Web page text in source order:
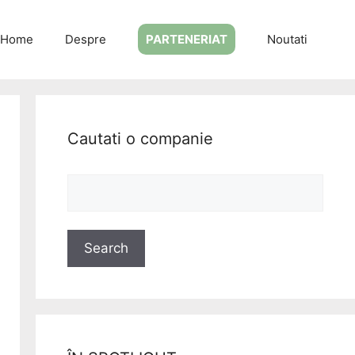
Home Despre PARTENERIAT Noutati
Cautati o companie